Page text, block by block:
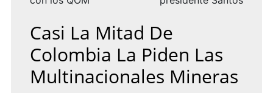
Casi La Mitad De
Colombia La Piden Las
Multinacionales Mineras